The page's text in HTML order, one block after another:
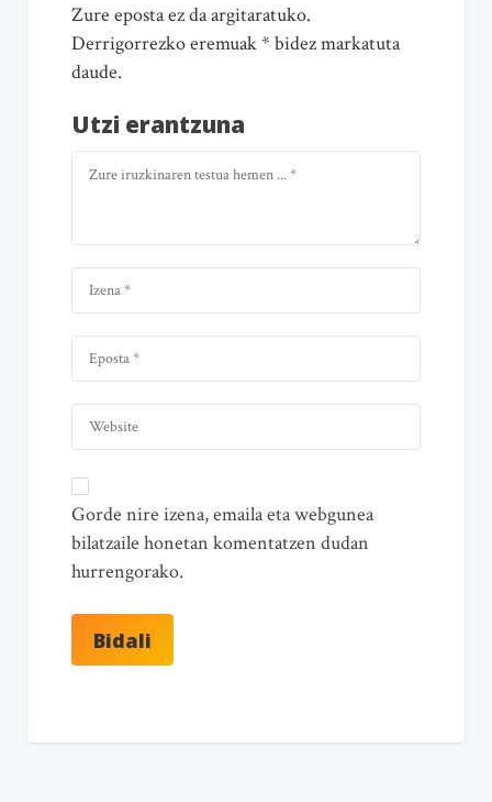
Zure eposta ez da argitaratuko.
Derrigorrezko eremuak * bidez markatuta
daude.
Utzi erantzuna
Gorde nire izena, emaila eta webgunea
bilatzaile honetan komentatzen dudan
hurrengorako.